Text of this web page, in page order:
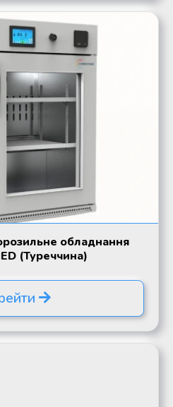
обладнання
(Туреччина)